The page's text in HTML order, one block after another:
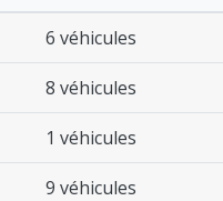
6 véhicules
8 véhicules
1 véhicules
9 véhicules